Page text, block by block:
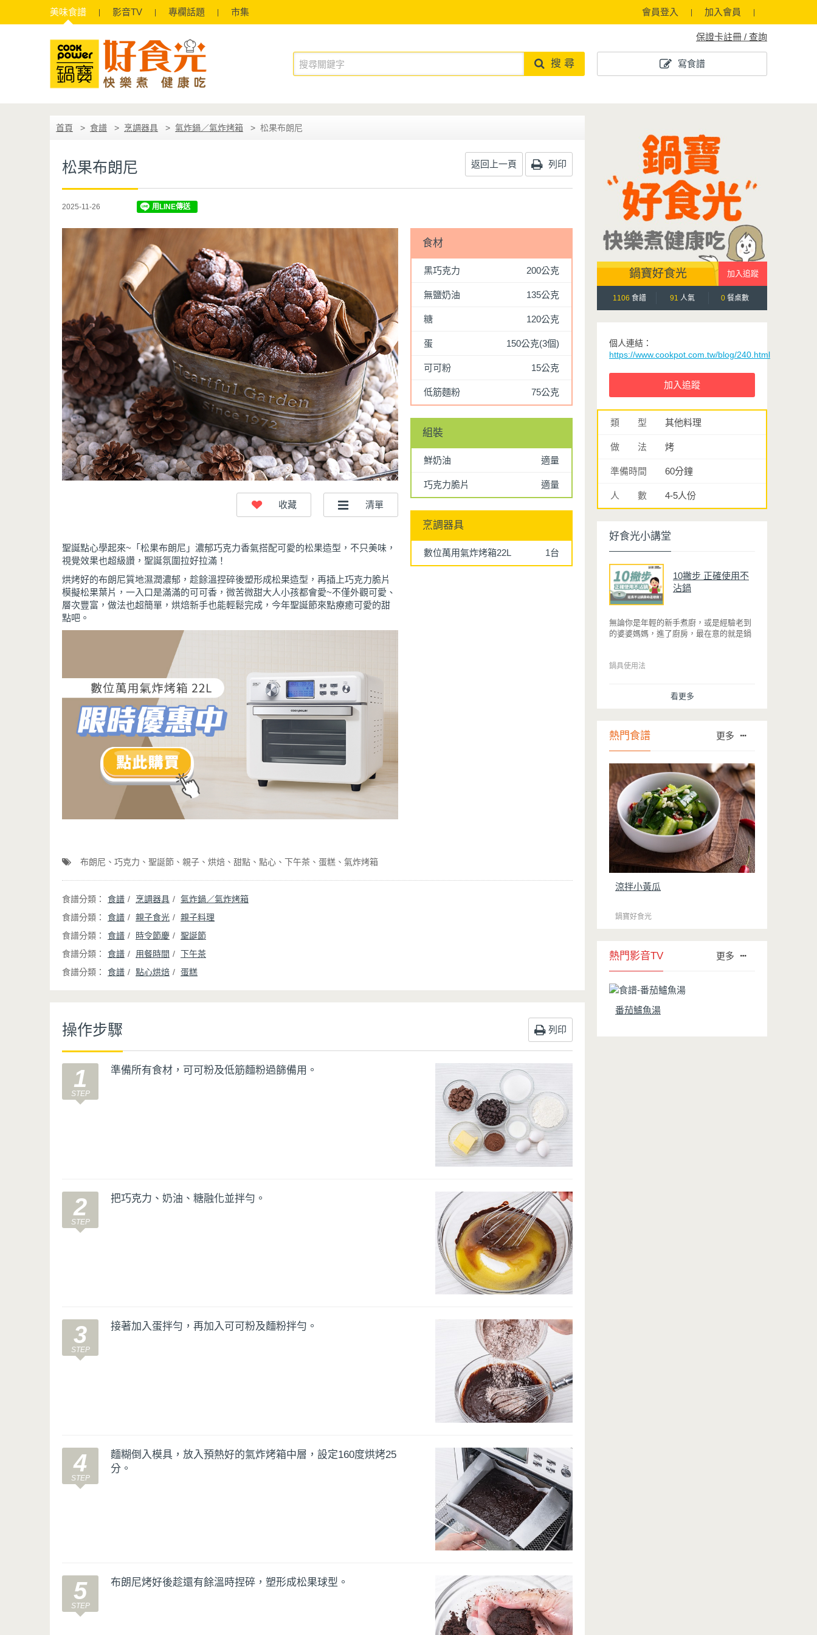
美味食譜 影音TV 專欄話題 市集 會員登入 加入會員
保證卡註冊 / 查詢
寫食譜
搜 尋
首頁 食譜 烹調器具 氣炸鍋／氣炸烤箱 松果布朗尼
松果布朗尼 返回上一頁 列印
2025-11-26
聖誕點心學起來~「松果布朗尼」濃郁巧克力香氣搭配可愛的松果造型，不只美味，
視覺效果也超級讚，聖誕氛圍拉好拉滿！
烘烤好的布朗尼質地濕潤濃郁，趁餘溫捏碎後塑形成松果造型，再插上巧克力脆片
模擬松果葉片，一入口是滿滿的可可香，微苦微甜大人小孩都會愛~不僅外觀可愛、
層次豐富，做法也超簡單，烘焙新手也能輕鬆完成，今年聖誕節來點療癒可愛的甜
點吧。
食材
黑巧克力 200公克
無鹽奶油 135公克
糖 120公克
蛋 150公克(3個)
可可粉 15公克
低筋麵粉 75公克
組裝
鮮奶油 適量
巧克力脆片 適量
烹調器具
數位萬用氣炸烤箱22L 1台
布朗尼 巧克力 聖誕節 親子 烘焙 甜點 點心 下午茶 蛋糕 氣炸烤箱
食譜 烹調器具
氣炸鍋／氣炸烤箱
食譜
親子食光
親子料理
食譜
時令節慶
聖誕節
食譜
用餐時間
下午茶
食譜
點心烘焙 蛋糕
操作步驟 列印
1 準備所有食材，可可粉及低筋麵粉過篩備用。
2 把巧克力、奶油、糖融化並拌勻。
3 接著加入蛋拌勻，再加入可可粉及麵粉拌勻。
4
麵糊倒入模具，放入預熱好的氣炸烤箱中層，設定160度烘烤25
分。
5 布朗尼烤好後趁還有餘溫時捏碎，塑形成松果球型。
鍋寶好食光
1106 食譜 91 人氣 0 餐桌數
個人連結：
https://www.cookpot.com.tw/blog/240.html
類 型 其他料理
做 法 烤
準備時間 60分鐘
人 數 4-5人份
好食光小講堂
10撇步 正確使用不
沾鍋
無論你是年輕的新手煮廚，或是經驗老到
的婆婆媽媽，進了廚房，最在意的就是鍋
的問題後，就深受普羅大眾的喜愛，而鍋
金鑽不沾系列的鍋具，更年年穩居銷售排
您！
鍋具使用法
看更多
熱門食譜 更多
涼拌小黃瓜
鍋寶好食光
熱門影音TV 更多
番茄鱸魚湯